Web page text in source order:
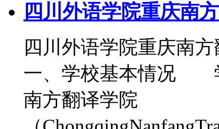
四川外语学院重庆南
四川外语学院重庆
一、学校基本情况
南方翻译学院